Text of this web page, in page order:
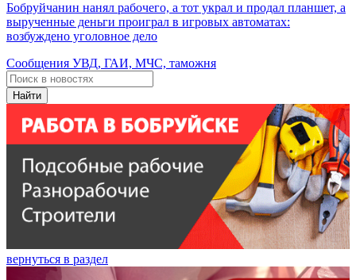
Бобруйчанин нанял рабочего, а тот украл и продал планшет, а
вырученные деньги проиграл в игровых автоматах:
возбуждено уголовное дело
Сообщения УВД, ГАИ, МЧС, таможня
Найти
вернуться в раздел